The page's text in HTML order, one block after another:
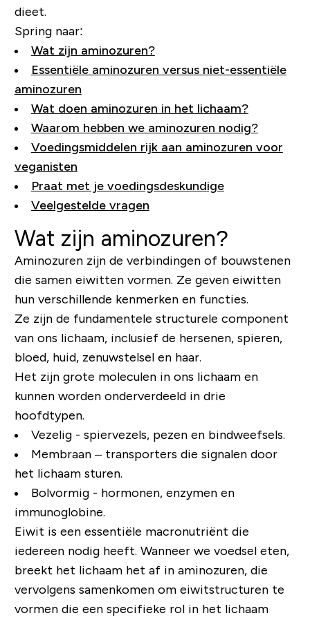
dieet.
Spring naar:
Wat zijn aminozuren?
Essentiële aminozuren versus niet-essentiële
aminozuren
Wat doen aminozuren in het lichaam?
Waarom hebben we aminozuren nodig?
Voedingsmiddelen rijk aan aminozuren voor
veganisten
Praat met je voedingsdeskundige
Veelgestelde vragen
Wat zijn aminozuren?
Aminozuren zijn de verbindingen of bouwstenen
die samen eiwitten vormen. Ze geven eiwitten
hun verschillende kenmerken en functies.
Ze zijn de fundamentele structurele component
van ons lichaam, inclusief de hersenen, spieren,
bloed, huid, zenuwstelsel en haar.
Het zijn grote moleculen in ons lichaam en
kunnen worden onderverdeeld in drie
hoofdtypen.
Vezelig - spiervezels, pezen en bindweefsels.
Membraan – transporters die signalen door
het lichaam sturen.
Bolvormig - hormonen, enzymen en
immunoglobine.
Eiwit is een essentiële macronutriënt die
iedereen nodig heeft. Wanneer we voedsel eten,
breekt het lichaam het af in aminozuren, die
vervolgens samenkomen om eiwitstructuren te
vormen die een specifieke rol in het lichaam